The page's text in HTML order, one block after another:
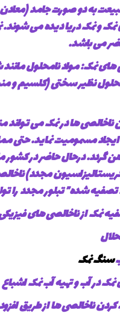
به دو صورت جامد
و نمک دریا دیده می
می باشد.
های نمک: مواد نامحلول
نظیر سختی (کلسیم و
ناخالصی ها در نمک می
مسمومیت نماید. حتی
گردد. درحال حاضر در کشور
مجدد)
تصفیه شده” تبلور مجدد را
نمک از ناخالصی های
سنگ نمک
نمک در آب و تهیه آب نمک اشباع
ناخالصی ها از طریق